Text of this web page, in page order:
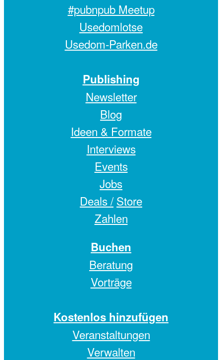
#pubnpub Meetup
Usedomlotse
Usedom-Parken.de
Publishing
Newsletter
Blog
Ideen & Formate
Interviews
Events
Jobs
Deals / Store
Zahlen
Buchen
Beratung
Vorträge
Kostenlos hinzufügen
Veranstaltungen
Verwalten